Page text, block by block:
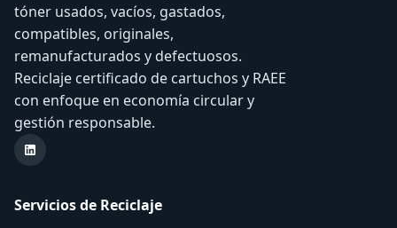
tóner usados, vacíos, gastados,
compatibles, originales,
remanufacturados y defectuosos.
Reciclaje certificado de cartuchos y RAEE
con enfoque en economía circular y
gestión responsable.
LinkedIn Reciink
Servicios de Reciclaje